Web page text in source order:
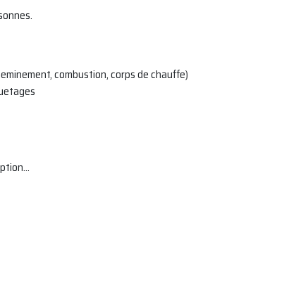
combustion, corps de chauffe)